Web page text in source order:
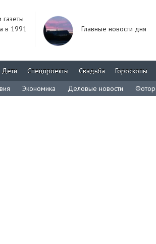
в 1991
Главные новости дня
Дети Спецпроекты Свадьба
Гороскопы
Экономика Деловые новости